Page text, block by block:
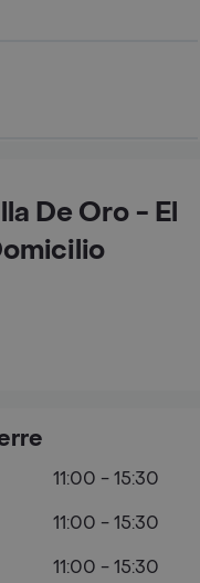
De Oro - El
11:00 - 15:30
11:00 - 15:30
11:00 - 15:30